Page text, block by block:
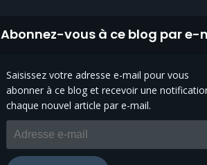
Abonnez-vous à ce blog par e-
Saisissez votre adresse e-mail pour vous
abonner à ce blog et recevoir une
chaque nouvel article par e-mail.
Adresse
e-
mail